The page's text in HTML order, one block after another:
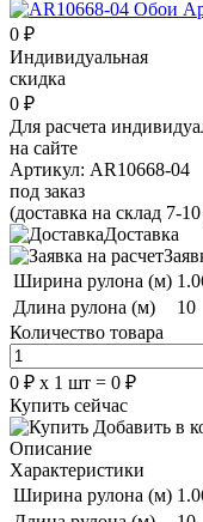
0 ₽
Индивидуальная
скидка
0 ₽
Для расчета
на сайте
Артикул: AR10668-04
под заказ
(доставка на склад 7-
Доставка
Ширина рулона (м)
Длина рулона (м)
10
Количество товара
0 ₽ х 1 шт = 0 ₽
Купить сейчас
Добавить в
Описание
Характеристики
Ширина рулона (м)